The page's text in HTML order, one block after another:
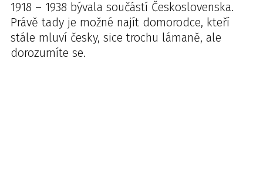
1918 – 1938 bývala součástí Československa.
Právě tady je možné najít domorodce, kteří
stále mluví česky, sice trochu lámaně, ale
dorozumíte se.